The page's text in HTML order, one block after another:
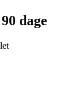
dage